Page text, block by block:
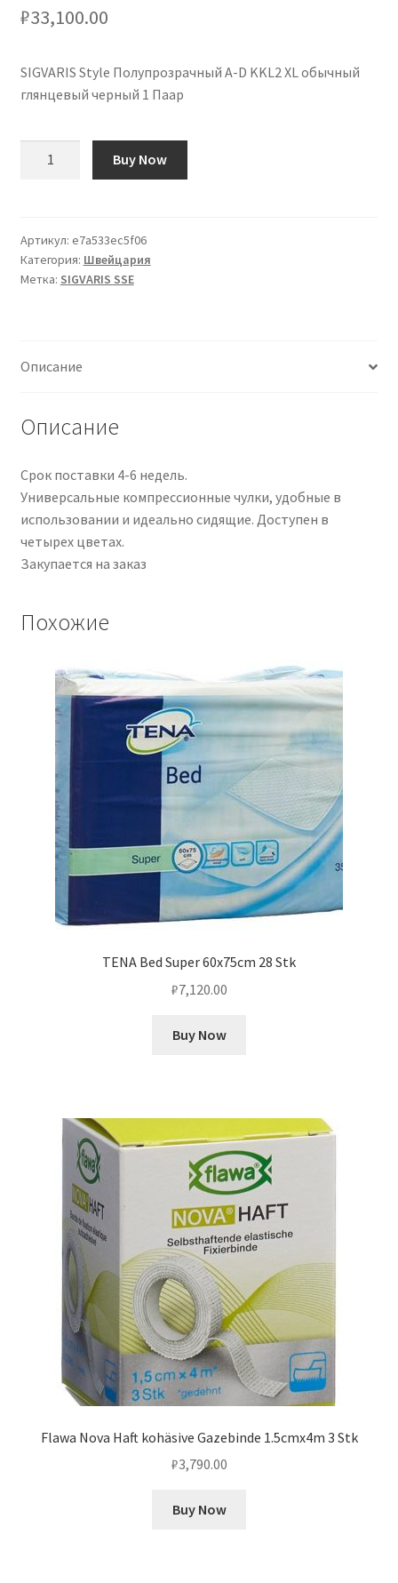
₽33,100.00
SIGVARIS Style Полупрозрачный A-D KKL2 XL обычный
глянцевый черный 1 Паар
Semitransparent
A-
D
geschlossen
1
Paar
Buy Now
Артикул: e7a533ec5f06
Категория: Швейцария
Метка: SIGVARIS SSE
Описание
Описание
Срок поставки 4-6 недель.
Универсальные компрессионные чулки, удобные в
использовании и идеально сидящие. Доступен в
четырех цветах.
Закупается на заказ
Похожие
TENA Bed Super 60x75cm 28 Stk
₽7,120.00
Buy Now
Flawa Nova Haft kohäsive Gazebinde 1.5cmx4m 3 Stk
₽3,790.00
Buy Now